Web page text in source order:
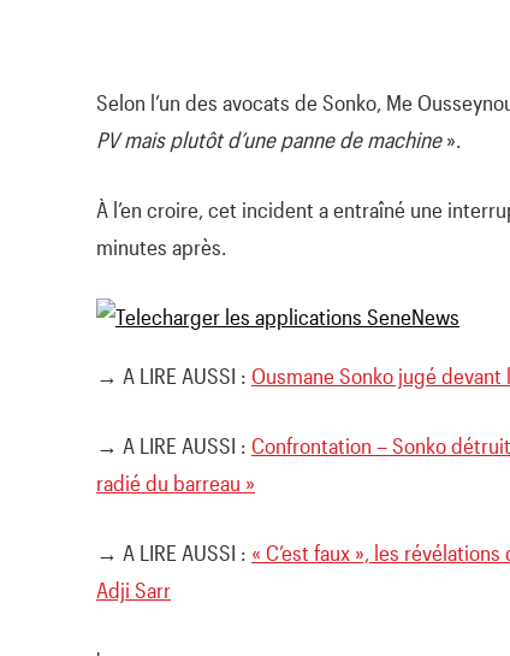
Selon l’un des avocats de Sonko, Me
PV mais plutôt d’une panne de machine».
À l’en croire, cet incident a entraîné une
minutes après.
→ A LIRE AUSSI : Ousmane Sonko jugé
→ A LIRE AUSSI : Confrontation – Sonko
radié du barreau »
→ A LIRE AUSSI : « C’est faux », les
Adji Sarr